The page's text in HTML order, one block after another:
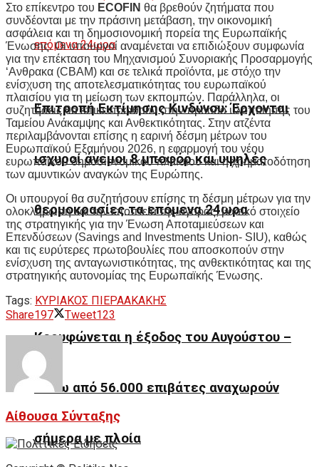
Επιτροπή Εκτίμησης Κινδύνου: Έρχονται
ισχυροί άνεμοι 8 μποφόρ και υψηλές
θερμοκρασίες τα επόμενα 24ωρα
Κορυφώνεται η έξοδος του Αυγούστου –
Πάνω από 56.000 επιβάτες αναχωρούν
σήμερα με πλοία
Στο επίκεντρο του ECOFIN θα βρεθούν ζητήματα που
συνδέονται με την πράσινη μετάβαση, την οικονομική
ασφάλεια και τη δημοσιονομική πορεία της Ευρωπαϊκής
Ένωσης. Οι υπουργοί αναμένεται να επιδιώξουν συμφωνία
για την επέκταση του Μηχανισμού Συνοριακής Προσαρμογής
‘Ανθρακα (CBAM) και σε τελικά προϊόντα, με στόχο την
ενίσχυση της αποτελεσματικότητας του ευρωπαϊκού
πλαισίου για τη μείωση των εκπομπών. Παράλληλα, οι
συζητήσεις θα επικεντρωθούν στην πρόοδο υλοποίησης του
Ταμείου Ανάκαμψης και Ανθεκτικότητας. Στην ατζέντα
περιλαμβάνονται επίσης η εαρινή δέσμη μέτρων του
Ευρωπαϊκού Εξαμήνου 2026, η εφαρμογή του νέου
ευρωπαϊκού δημοσιονομικού πλαισίου και η χρηματοδότηση
των αμυντικών αναγκών της Ευρώπης.
Οι υπουργοί θα συζητήσουν επίσης τη δέσμη μέτρων για την
ολοκλήρωση και την εποπτεία της αγοράς, βασικό στοιχείο
της στρατηγικής για την Ένωση Αποταμιεύσεων και
Επενδύσεων (Savings and Investments Union- SIU), καθώς
και τις ευρύτερες πρωτοβουλίες που αποσκοπούν στην
ενίσχυση της ανταγωνιστικότητας, της ανθεκτικότητας και της
στρατηγικής αυτονομίας της Ευρωπαϊκής Ένωσης.
Tags: ΚΥΡΙΑΚΟΣ ΠΙΕΡΑΑΚΑΚΗΣ
Share197 Tweet123
Αίθουσα Σύνταξης